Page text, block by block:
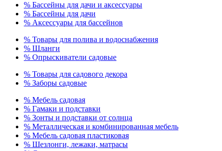
% Бассейны для дачи и аксессуары
% Бассейны для дачи
% Аксессуары для бассейнов
% Товары для полива и водоснабжения
% Шланги
% Опрыскиватели садовые
% Товары для садового декора
% Заборы садовые
% Мебель садовая
% Гамаки и подставки
% Зонты и подставки от солнца
% Металлическая и комбинированная мебель
% Мебель садовая пластиковая
% Шезлонги, лежаки, матрасы